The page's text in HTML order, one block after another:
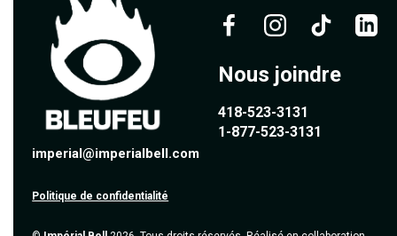
Nous joindre
418-523-3131
1-877-523-3131
imperial@imperialbell.com
Politique de confidentialité